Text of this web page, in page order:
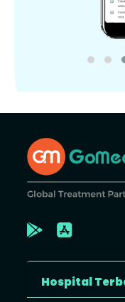
Hospital